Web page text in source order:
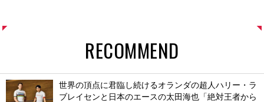
RECOMMEND
世界の頂点に君臨し続けるオランダの超人ハリー・ラ
ブレイセンと日本のエースの太田海也「絶対王者から